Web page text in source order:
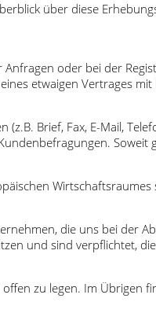
über diese
oder bei der
etwaigen Vertrages
Brief, Fax, E-Mail,
Wirtschaftsraumes
die uns bei der
und sind verpflichtet,
zu legen. Im Übrigen